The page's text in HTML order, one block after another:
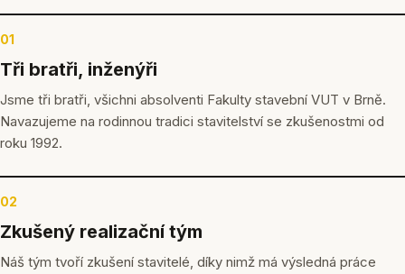
01
Tři bratři, inženýři
Jsme tři bratři, všichni absolventi Fakulty stavební VUT v Brně.
Navazujeme na rodinnou tradici stavitelství se zkušenostmi od
roku 1992.
02
Zkušený realizační tým
Náš tým tvoří zkušení stavitelé, díky nimž má výsledná práce